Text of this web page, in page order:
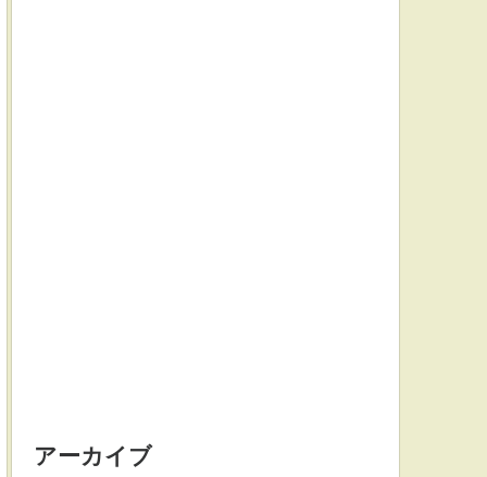
アーカイブ